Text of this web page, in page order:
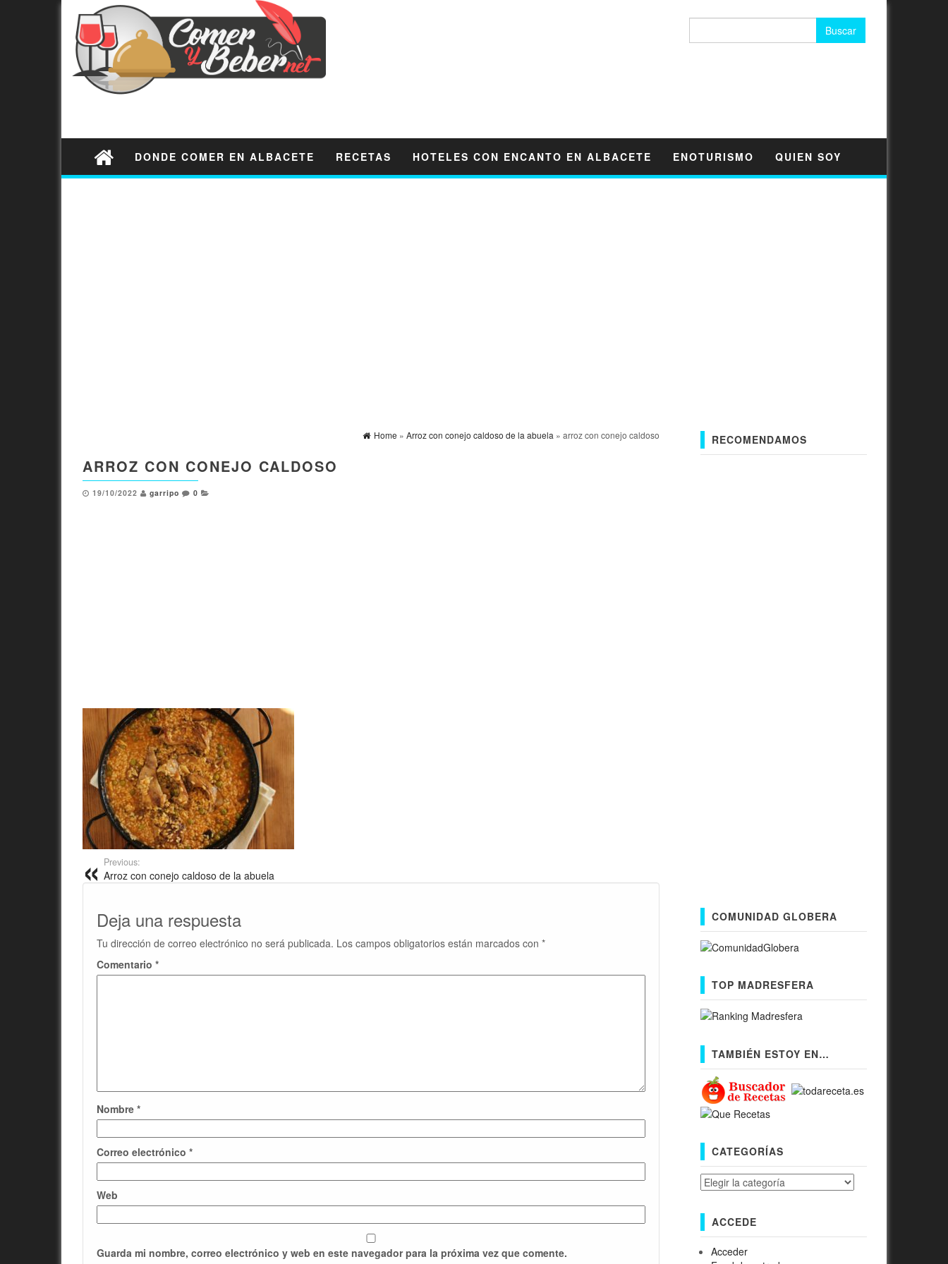
DONDE COMER EN ALBACETE RECETAS HOTELES CON ENCANTO EN ALBACETE ENOTURISMO QUIEN SOY
Home » Arroz con conejo caldoso de la abuela » arroz con conejo caldoso
ARROZ CON CONEJO CALDOSO
19/10/2022 garripo 0
Previous:
Arroz con conejo caldoso de la abuela
Deja una respuesta
Tu dirección de correo electrónico no será publicada. Los campos obligatorios están marcados con *
Comentario *
Nombre *
Correo electrónico *
Web
Guarda mi nombre, correo electrónico y web en este navegador para la próxima vez que comente.
RECOMENDAMOS
COMUNIDAD GLOBERA
TOP MADRESFERA
TAMBIÉN ESTOY EN…
CATEGORÍAS
Categorías
ACCEDE
Acceder